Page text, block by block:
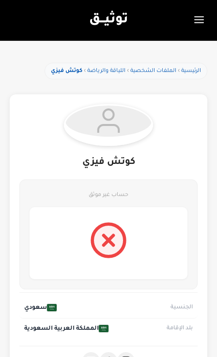
توثيـــق
الرئيسية الملفات الشخصية اللياقة والرياضة كوتش فيزي
كوتش فيزي
حساب غير موثق
الجنسية سعودي
بلد الإقامة المملكة العربية السعودية